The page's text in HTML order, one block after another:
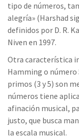
tipo de números,
alegría» (Harshad
definidos por D. R.
Niven en 1997.
Otra característica
Hamming o número
primos (3 y 5) son
números tiene
afinación musical,
justo, que busca
la escala musical.